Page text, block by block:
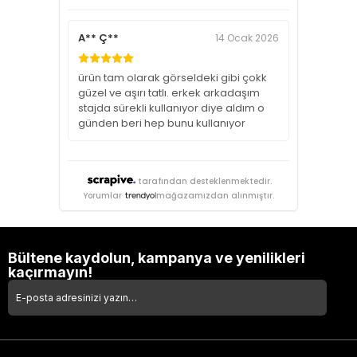
A** Ç** 14 Ocak 2026
ürün tam olarak görseldeki gibi çokk
güzel ve aşırı tatlı. erkek arkadaşım
stajda sürekli kullanıyor diye aldım o
günden beri hep bunu kullanıyor
tarafından desteklenmektedir.
Yorumlar
mağazamızdan alınmıştır.
Bültene kaydolun, kampanya ve yenilikleri
kaçırmayın!